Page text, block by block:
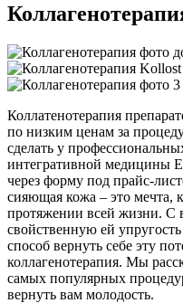
Коллатенотерапия
по низким ценам за
сделать у
интегративной медицины
через форму под прайс-
сияющая кожа – это мечта,
протяжении всей жизни. С
свойственную ей
способ вернуть себе эту
коллагенотерапия. Мы
самых популярных
вернуть вам молодость.